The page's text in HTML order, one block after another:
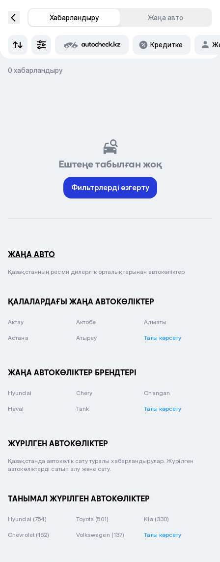
Хабарландыру Жаңа авто
Кредитке
0 хабарландыру
Ештеңе табылған жоқ
Фильтрлерді өзгерту
ЖАҢА АВТО
Қазақстанның ресми дилерлік орталықтарынан автокөліктер
ҚАЛАЛАРДАҒЫ ЖАҢА АВТОКӨЛІКТЕР
Актау Актобе Алматы
Астана Атырау Тағы көрсету
ЖАҢА АВТОКӨЛІКТЕР БРЕНДТЕРІ
Hyundai Chery Changan
Haval Tank Тағы көрсету
ЖҮРІЛГЕН АВТОКӨЛІКТЕР
Қазақстанда автокөлік сату туралы хабарландырулар. Жүрілген
автокөліктерді сатып алу және сату.
ТАНЫМАЛ ЖҮРІЛГЕН АВТОКӨЛІКТЕР
Hyundai (754) Toyota (501) Kia (330)
Chevrolet (162) Volkswagen (137) Тағы көрсету